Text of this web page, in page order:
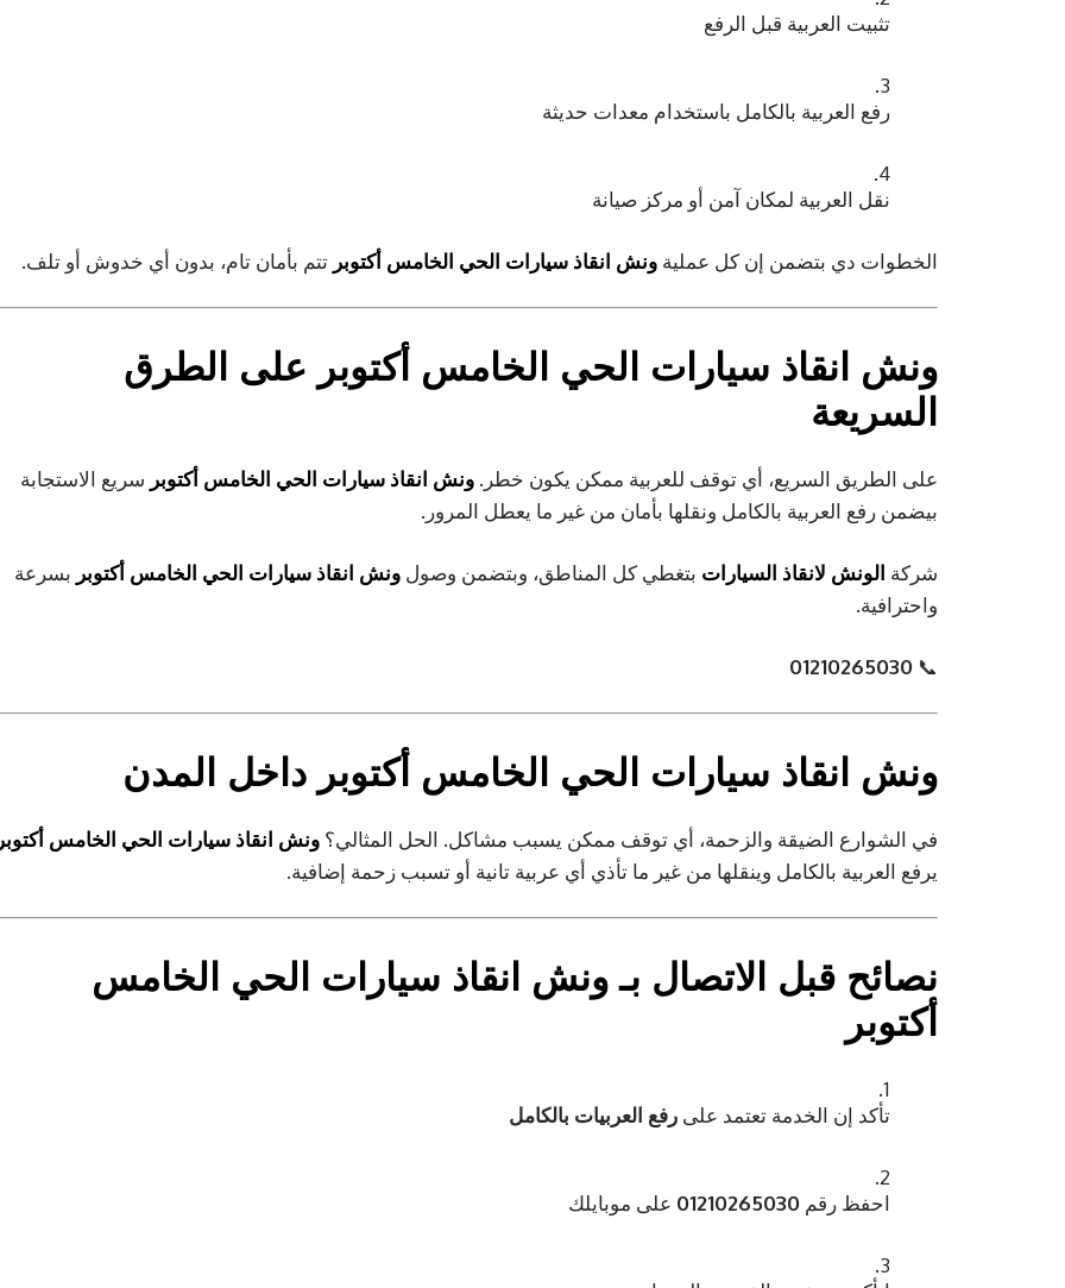
تثبيت العربية قبل الرفع
رفع العربية بالكامل باستخدام معدات حديثة
نقل العربية لمكان آمن أو مركز صيانة
الخطوات دي بتضمن إن كل عملية ونش انقاذ سيارات الحي الخامس أكتوبر تتم بأمان تام، بدون أي خدوش أو تلف.
ونش انقاذ سيارات الحي الخامس أكتوبر على الطرق
السريعة
على الطريق السريع، أي توقف للعربية ممكن يكون خطر. ونش انقاذ سيارات الحي الخامس أكتوبر سريع الاستجابة
بيضمن رفع العربية بالكامل ونقلها بأمان من غير ما يعطل المرور.
شركة الونش لانقاذ السيارات بتغطي كل المناطق، وبتضمن وصول ونش انقاذ سيارات الحي الخامس أكتوبر بسرعة
واحترافية.
📞
01210265030
ونش انقاذ سيارات الحي الخامس أكتوبر داخل المدن
في الشوارع الضيقة والزحمة، أي توقف ممكن يسبب مشاكل. الحل المثالي؟ ونش انقاذ سيارات الحي الخامس أكتوبر
يرفع العربية بالكامل وينقلها من غير ما تأذي أي عربية تانية أو تسبب زحمة إضافية.
نصائح قبل الاتصال بـ ونش انقاذ سيارات الحي الخامس
أكتوبر
تأكد إن الخدمة تعتمد على رفع العربيات بالكامل
احفظ رقم 01210265030 على موبايلك